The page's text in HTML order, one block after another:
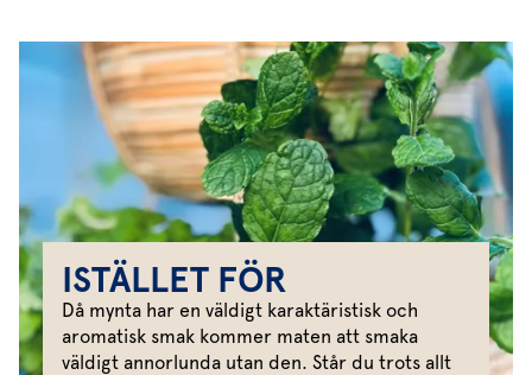
ISTÄLLET FÖR
Då mynta har en väldigt karaktäristisk och
aromatisk smak kommer maten att smaka
väldigt annorlunda utan den. Står du trots allt